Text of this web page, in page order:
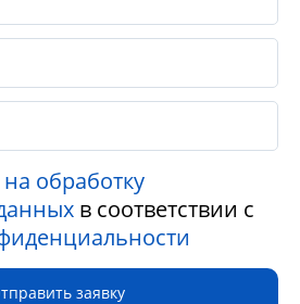
на обработку
в соответствии с
заявку